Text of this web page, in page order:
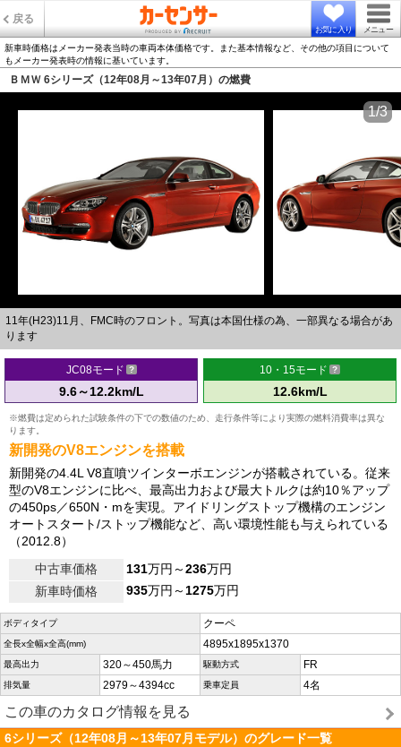
戻る
お気に入り メニュー
新車時価格はメーカー発表当時の車両本体価格です。また基本情報など、その他の項目について
もメーカー発表時の情報に基いています。
ＢＭＷ 6シリーズ（12年08月～13年07月）の燃費
11年(H23)11月、FMC時のフロント。写真は本国仕様の為、一部異なる場合があ
ります
1/3
JC08モード
9.6～12.2km/L
10・15モード
12.6km/L
※燃費は定められた試験条件の下での数値のため、走行条件等により実際の燃料消費率は異な
ります。
新開発のV8エンジンを搭載
新開発の4.4L V8直噴ツインターボエンジンが搭載されている。従来
型のV8エンジンに比べ、最高出力および最大トルクは約10％アップ
の450ps／650N・mを実現。アイドリングストップ機構のエンジン
オートスタート/ストップ機能など、高い環境性能も与えられている
（2012.8）
中古車価格
131万円～236万円
新車時価格
935万円～1275万円
ボディタイプ クーペ
全長x全幅x全高(mm) 4895x1895x1370
最高出力 320～450馬力 駆動方式 FR
排気量 2979～4394cc 乗車定員 4名
この車のカタログ情報を見る
6シリーズ（12年08月～13年07月モデル）のグレード一覧